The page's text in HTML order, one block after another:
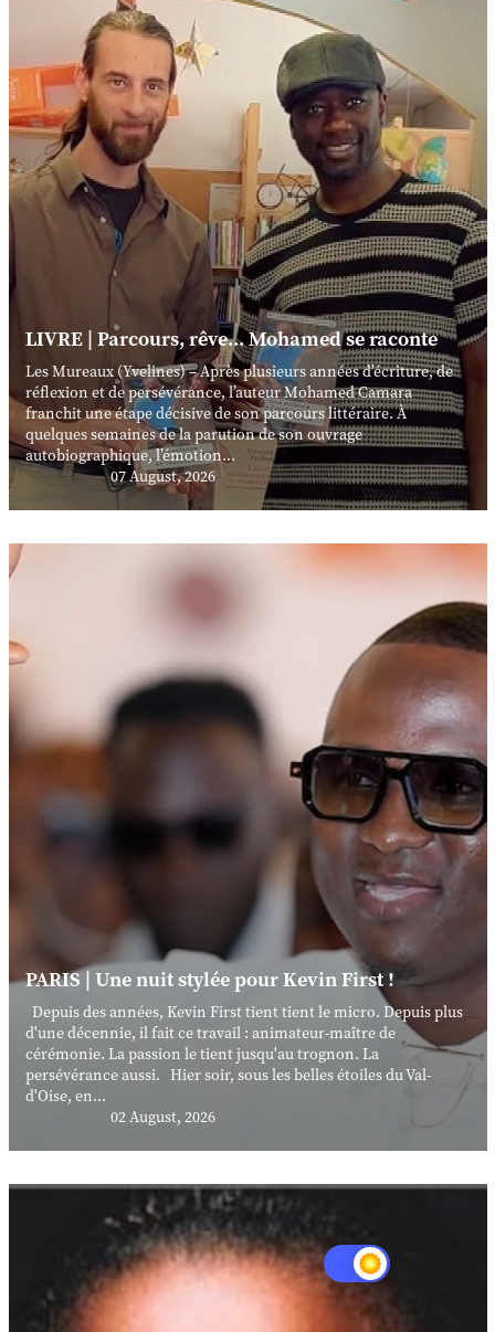
LIVRE | Parcours, rêve... Mohamed se raconte
Les Mureaux (Yvelines) – Après plusieurs années d’écriture, de
réflexion et de persévérance, l’auteur Mohamed Camara
franchit une étape décisive de son parcours littéraire. À
quelques semaines de la parution de son ouvrage
autobiographique, l’émotion...
07 August, 2026
PARIS | Une nuit stylée pour Kevin First !
Depuis des années, Kevin First tient tient le micro. Depuis plus
d'une décennie, il fait ce travail : animateur-maître de
cérémonie. La passion le tient jusqu'au trognon. La
persévérance aussi. Hier soir, sous les belles étoiles du Val-
d'Oise, en...
02 August, 2026